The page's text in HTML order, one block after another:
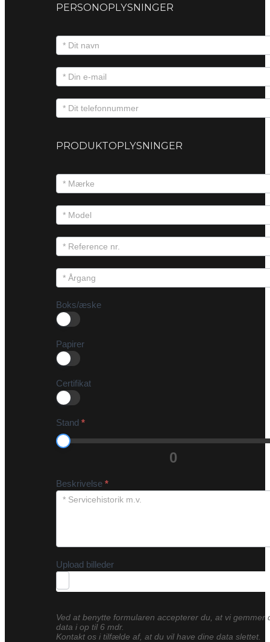
PERSONOPLYSNINGER
PRODUKTOPLYSNINGER
Boks/æske
Papirer
Certifikat
Stand *
0
Beskrivelse *
Upload billeder
Ved at benytte formularen accepterer du, at vi gemmer
data i op til 6 mdr.
Kontakt os i tilfælde af, at du vil have dine data slettet.